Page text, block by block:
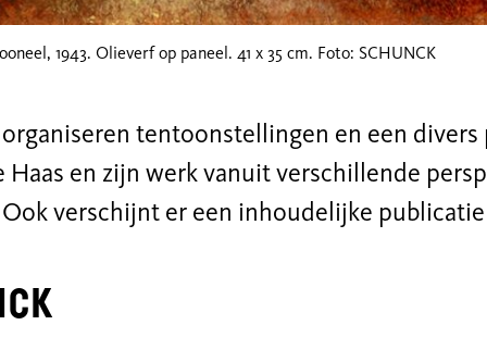
1943. Olieverf op paneel. 41 x 35 cm. Foto: SCHUNCK
organiseren tentoonstellingen en een
Haas en zijn werk vanuit verschillende
verschijnt er een inhoudelijke